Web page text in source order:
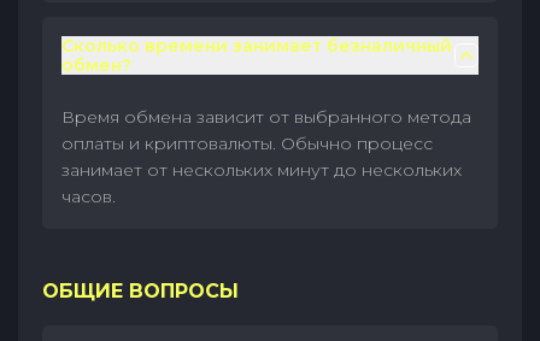
Сколько времени занимает безналичный
обмен?
Время обмена зависит от выбранного метода
оплаты и криптовалюты. Обычно процесс
занимает от нескольких минут до нескольких
часов.
ОБЩИЕ ВОПРОСЫ